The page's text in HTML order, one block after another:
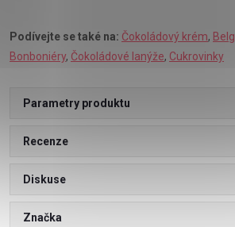
Podívejte se také na: Čokoládový krém,
Bonboniéry, Čokoládové lanýže, Cukrovinky
Parametry produktu
Recenze
Diskuse
Značka